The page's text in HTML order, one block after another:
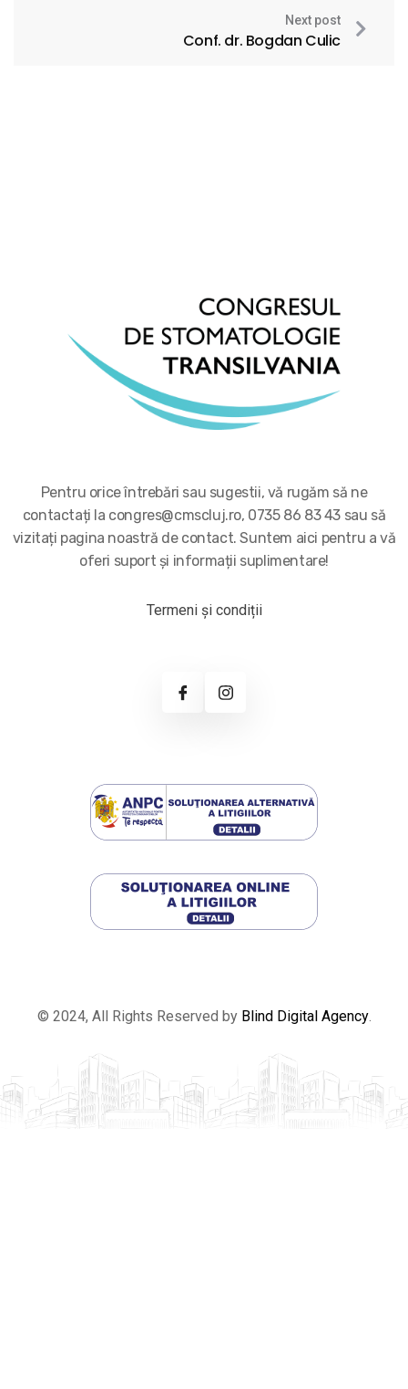
Next post
Conf. dr. Bogdan Culic
Pentru orice întrebări sau sugestii, vă rugăm să ne
contactați la congres@cmscluj.ro, 0735 86 83 43 sau să
vizitați pagina noastră de contact. Suntem aici pentru a vă
oferi suport și informații suplimentare!
Termeni și condiții
© 2024, All Rights Reserved by Blind Digital Agency.